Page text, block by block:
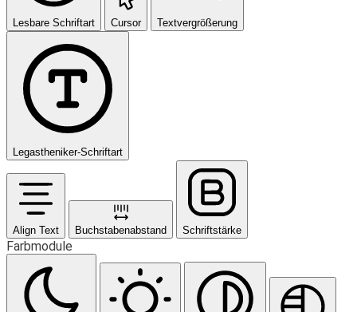
Lesbare Schriftart Cursor Textvergrößerung
Legastheniker-Schriftart
Align Text Buchstabenabstand Schriftstärke
Farbmodule